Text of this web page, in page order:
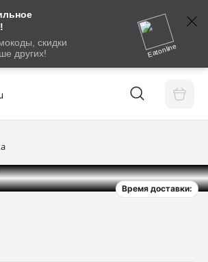
скидки
других!
Eatonline
Время доставки: